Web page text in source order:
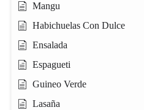
Mangu
Habichuelas Con Dulce
Ensalada
Espagueti
Guineo Verde
Lasaña